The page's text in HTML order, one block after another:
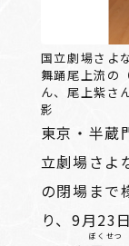
国立劇場さよ
舞踊尾上流の
ん、尾上紫さ
影
東京・半蔵
立劇場さよ
の閉場まで
り、9月23
ぼくせつ